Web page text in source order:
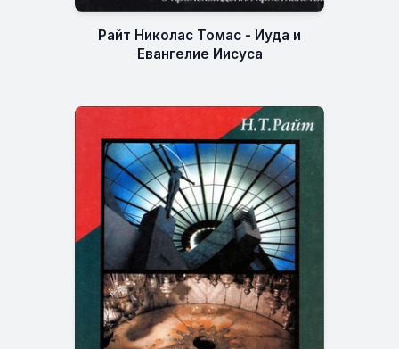
Райт Николас Томас - Иуда и
Евангелие Иисуса